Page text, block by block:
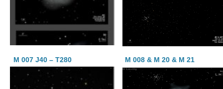
M 007 J40 – T280 M 008 & M 20 & M 21